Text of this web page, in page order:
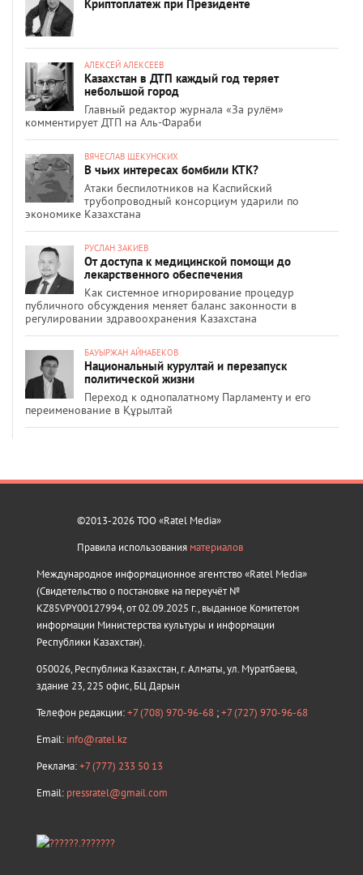
Криптоплатеж при Президенте
АЛЕКСЕЙ АЛЕКСЕЕВ
Казахстан в ДТП каждый год теряет
небольшой город
Главный редактор журнала «За рулём»
комментирует ДТП на Аль-Фараби
ВЯЧЕСЛАВ ЩЕКУНСКИХ
В чьих интересах бомбили КТК?
Атаки беспилотников на Каспийский
трубопроводный консорциум ударили по
экономике Казахстана
РУСЛАН ЗАКИЕВ
От доступа к медицинской помощи до
лекарственного обеспечения
Как системное игнорирование процедур
публичного обсуждения меняет баланс законности в
регулировании здравоохранения Казахстана
БАУЫРЖАН АЙНАБЕКОВ
Национальный курултай и перезапуск
политической жизни
Переход к однопалатному Парламенту и его
переименование в Құрылтай
©2013-2026 ТОО «Ratel Media»
Правила использования материалов
Международное информационное агентство «Ratel Media»
(Свидетельство о постановке на переучёт №
KZ85VPY00127994, от 02.09.2025 г., выданное Комитетом
информации Министерства культуры и информации
Республики Казахстан).
050026, Республика Казахстан, г. Алматы, ул. Муратбаева,
здание 23, 225 офис, БЦ Дарын
Телефон редакции:+7 (708) 970-96-68 ;+7 (727) 970-96-68
Email: info@ratel.kz
Реклама:+7 (777) 233 50 13
Email: pressratel@gmail.com